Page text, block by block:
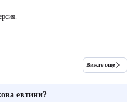
Вижте още
евтини?